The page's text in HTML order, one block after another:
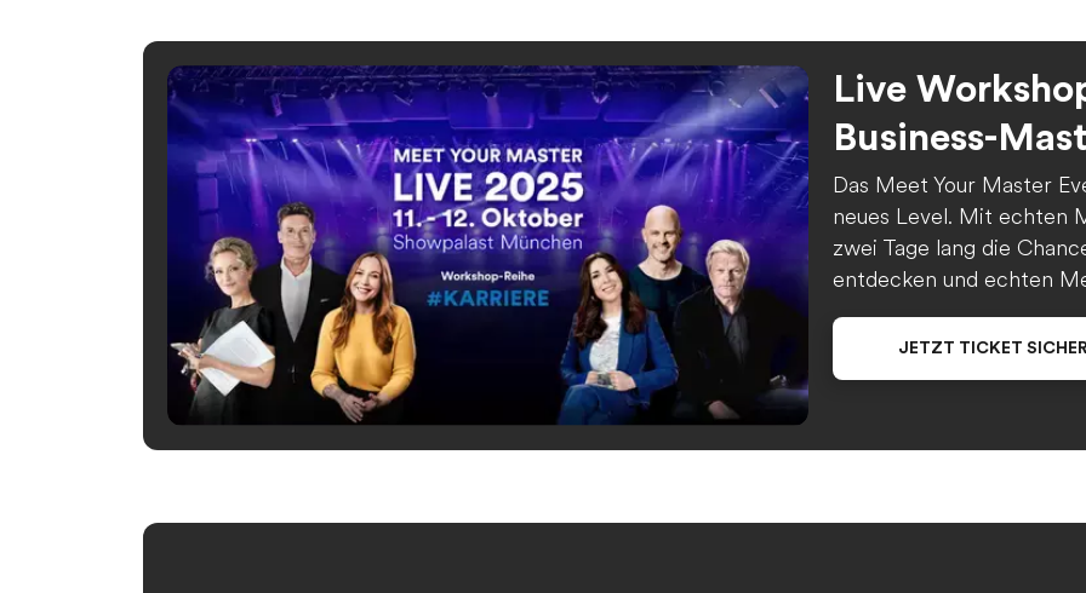
Live
Business-
Das Meet Your Master
neues Level. Mit echten
zwei Tage lang die
entdecken und echten
JETZT TICKET